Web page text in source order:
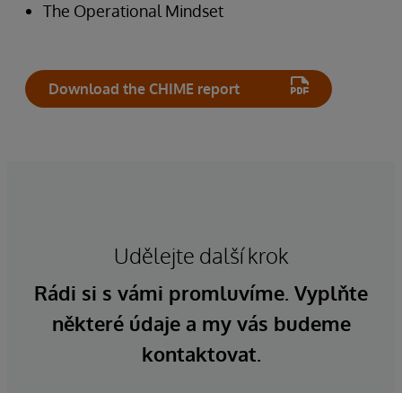
The Operational Mindset
Download the CHIME report
Udělejte další krok
Rádi si s vámi promluvíme. Vyplňte
některé údaje a my vás budeme
kontaktovat.